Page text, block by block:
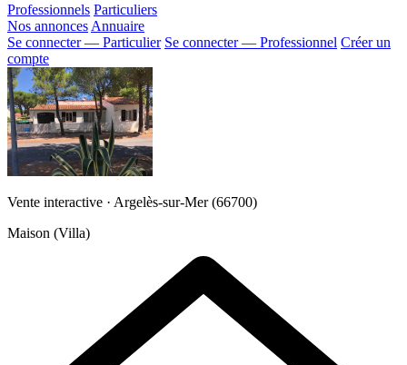
Professionnels Particuliers
Nos annonces Annuaire
Se connecter — Particulier Se connecter — Professionnel Créer un
compte
Vente interactive · Argelès-sur-Mer (66700)
Maison (Villa)